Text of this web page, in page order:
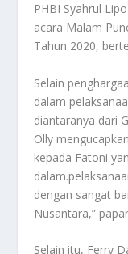
PHBI Syahrul
acara Malam
Tahun 2020,
Selain
dalam
diantaranya dari
Olly
kepada Fatoni
dengan sangat
Nusantara,”
Selain itu, Ferry